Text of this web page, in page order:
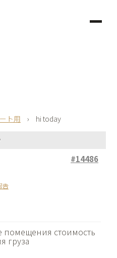
ト用 › hi today
#14486
告
помещения стоимость
груза